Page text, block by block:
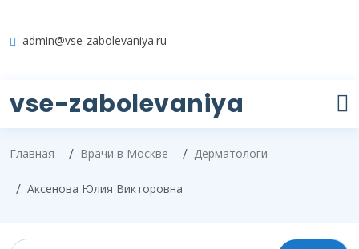
admin@vse-zabolevaniya.ru
vse-zabolevaniya
Главная Врачи в Москве Дерматологи
Аксенова Юлия Викторовна